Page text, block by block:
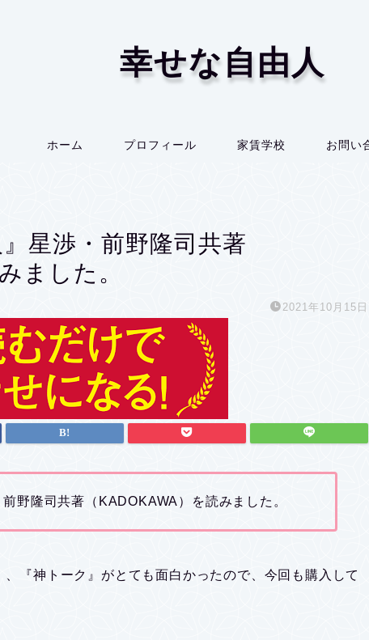
幸せな自由人
ホーム プロフィール 家賃学校 お問い
星渉・前野隆司共著
ました。
2021年10月15日
野隆司共著（KADOKAWA）を読みました。
『神トーク』がとても面白かったので、今回も購入して